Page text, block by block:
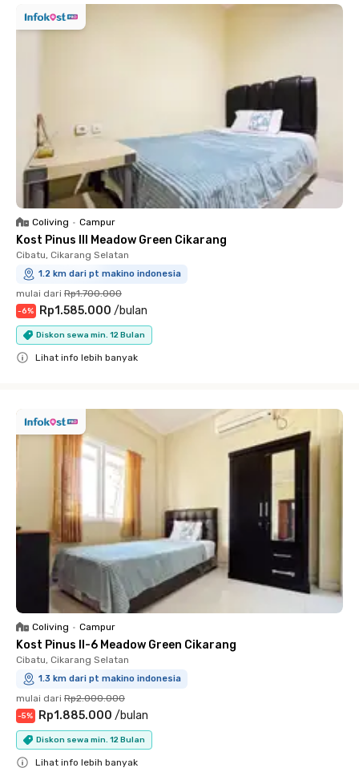
Coliving • Campur
Kost Pinus III Meadow Green Cikarang
Cibatu, Cikarang Selatan
1.2 km dari pt makino indonesia
mulai dari Rp1.700.000
-6% Rp1.585.000 /bulan
Diskon sewa min. 12 Bulan
Lihat info lebih banyak
Coliving • Campur
Kost Pinus II-6 Meadow Green Cikarang
Cibatu, Cikarang Selatan
1.3 km dari pt makino indonesia
mulai dari Rp2.000.000
-5% Rp1.885.000 /bulan
Diskon sewa min. 12 Bulan
Lihat info lebih banyak